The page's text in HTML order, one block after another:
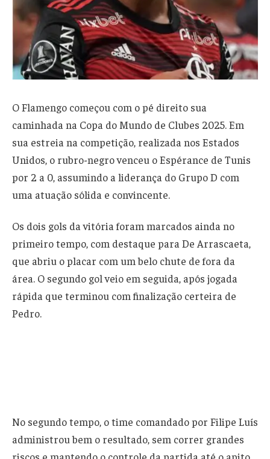
O Flamengo começou com o pé direito sua
caminhada na Copa do Mundo de Clubes 2025. Em
sua estreia na competição, realizada nos Estados
Unidos, o rubro-negro venceu o Espérance de Tunis
por 2 a 0, assumindo a liderança do Grupo D com
uma atuação sólida e convincente.
Os dois gols da vitória foram marcados ainda no
primeiro tempo, com destaque para De Arrascaeta,
que abriu o placar com um belo chute de fora da
área. O segundo gol veio em seguida, após jogada
rápida que terminou com finalização certeira de
Pedro.
No segundo tempo, o time comandado por Filipe Luís
administrou bem o resultado, sem correr grandes
riscos e mantendo o controle da partida até o apito